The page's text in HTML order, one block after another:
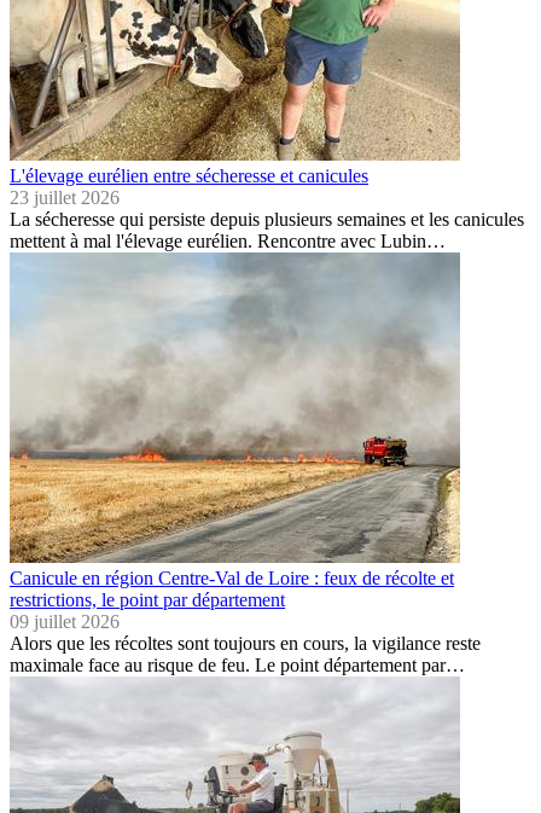
L'élevage eurélien entre sécheresse et canicules
23 juillet 2026
La sécheresse qui persiste depuis plusieurs semaines et les canicules
mettent à mal l'élevage eurélien. Rencontre avec Lubin…
Canicule en région Centre-Val de Loire : feux de récolte et
restrictions, le point par département
09 juillet 2026
Alors que les récoltes sont toujours en cours, la vigilance reste
maximale face au risque de feu. Le point département par…